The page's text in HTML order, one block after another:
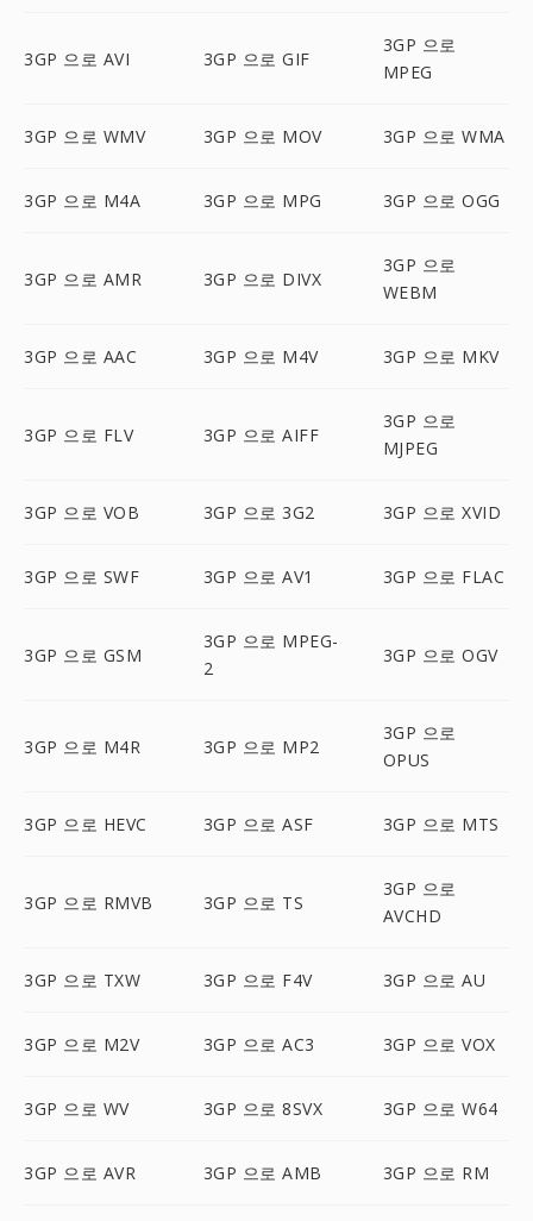
3GP 으로 AVI 3GP 으로 GIF
3GP 으로
MPEG
3GP 으로 WMV 3GP 으로 MOV 3GP 으로 WMA
3GP 으로 M4A 3GP 으로 MPG 3GP 으로 OGG
3GP 으로 AMR 3GP 으로 DIVX
3GP 으로
WEBM
3GP 으로 AAC 3GP 으로 M4V 3GP 으로 MKV
3GP 으로 FLV 3GP 으로 AIFF
3GP 으로
MJPEG
3GP 으로 VOB 3GP 으로 3G2 3GP 으로 XVID
3GP 으로 SWF 3GP 으로 AV1 3GP 으로 FLAC
3GP 으로 GSM
3GP 으로 MPEG-
2
3GP 으로 OGV
3GP 으로 M4R 3GP 으로 MP2
3GP 으로
OPUS
3GP 으로 HEVC 3GP 으로 ASF 3GP 으로 MTS
3GP 으로 RMVB 3GP 으로 TS
3GP 으로
AVCHD
3GP 으로 TXW 3GP 으로 F4V 3GP 으로 AU
3GP 으로 M2V 3GP 으로 AC3 3GP 으로 VOX
3GP 으로 WV 3GP 으로 8SVX 3GP 으로 W64
3GP 으로 AVR 3GP 으로 AMB 3GP 으로 RM